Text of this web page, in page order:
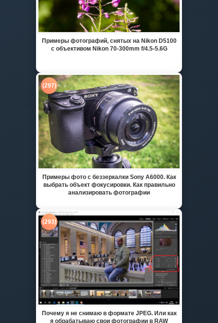
Примеры фотографий, снятых на Nikon D5100
с объективом Nikon 70-300mm f/4.5-5.6G
(297)
Примеры фото с беззеркалки Sony A6000. Как
выбрать объект фокусировки. Как правильно
анализировать фотографии
(293)
Почему я не снимаю в формате JPEG. Или как
я обрабатываю свои фотографии в RAW